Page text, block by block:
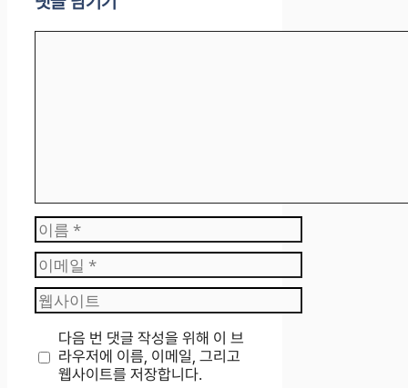
이
름
이
메
일
웹
사
트
다음 번 댓글 작성을 위해 이 브
라우저에 이름, 이메일, 그리고
웹사이트를 저장합니다.